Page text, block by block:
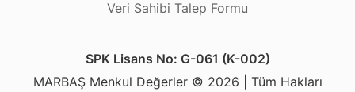
Veri Sahibi Talep Formu
SPK Lisans No: G-061 (K-002)
MARBAŞ Menkul Değerler © 2026 | Tüm Hakları